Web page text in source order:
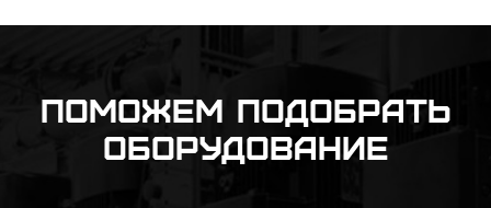
Поможем подобрать
оборудование